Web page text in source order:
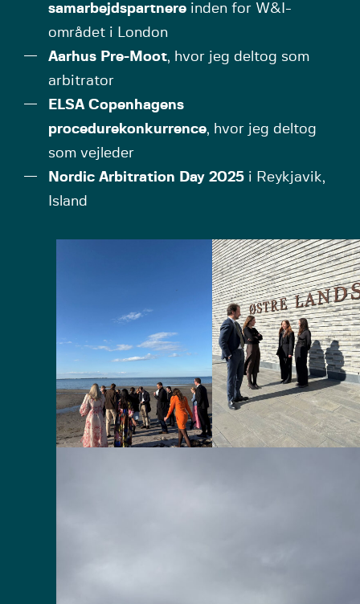
samarbejdspartnere inden for W&I-
området i London
Aarhus Pre-Moot, hvor jeg deltog som
arbitrator
ELSA Copenhagens
procedurekonkurrence, hvor jeg deltog
som vejleder
Nordic Arbitration Day 2025 i Reykjavik,
Island